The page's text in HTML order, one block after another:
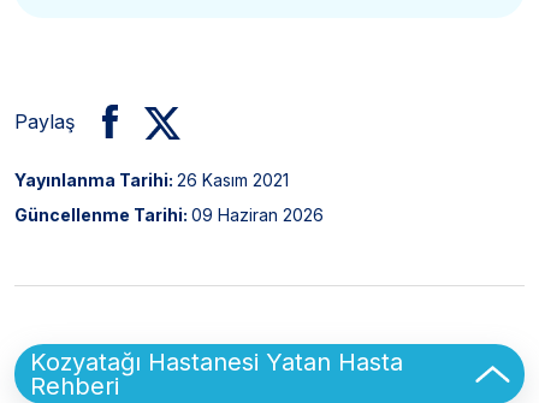
Paylaş
Yayınlanma Tarihi: 26 Kasım 2021
Güncellenme Tarihi: 09 Haziran 2026
Sidebar
Kozyatağı Hastanesi Yatan Hasta
Rehberi